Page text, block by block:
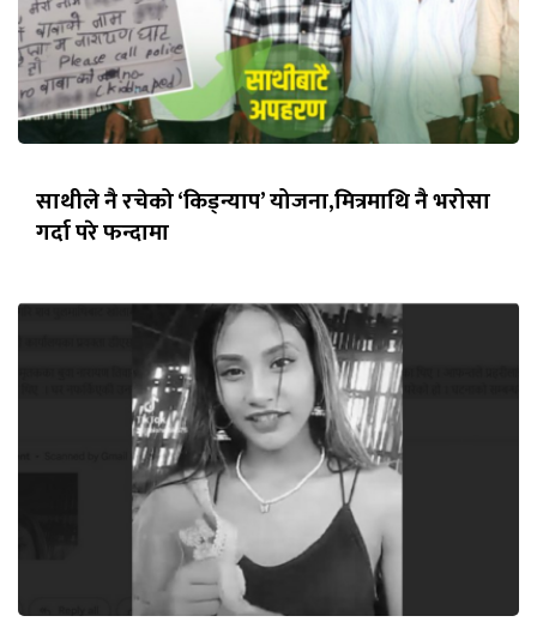
साथीले नै रचेको ‘किड्न्याप’ योजना,मित्रमाथि नै भरोसा
गर्दा परे फन्दामा